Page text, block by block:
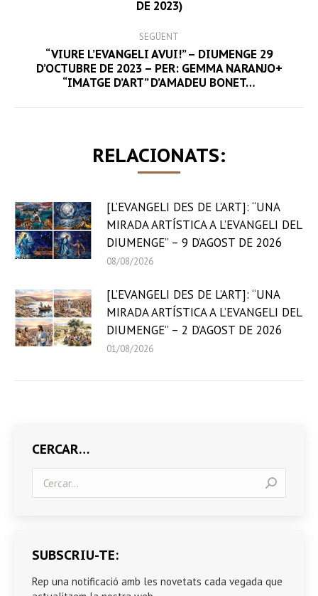
post:
DE 2023)
SEGÜENT
Next
post:
“VIURE L’EVANGELI AVUI!” – DIUMENGE 29
D’OCTUBRE DE 2023 – PER: GEMMA NARANJO+
“IMATGE D’ART” D’AMADEU BONET…
RELACIONATS:
[L’EVANGELI DES DE L’ART]: “UNA
MIRADA ARTÍSTICA A L’EVANGELI DEL
DIUMENGE” – 9 D’AGOST DE 2026
08/08/2026
[L’EVANGELI DES DE L’ART]: “UNA
MIRADA ARTÍSTICA A L’EVANGELI DEL
DIUMENGE” – 2 D’AGOST DE 2026
01/08/2026
CERCAR…
SUBSCRIU-TE:
Rep una notificació amb les novetats cada vegada que